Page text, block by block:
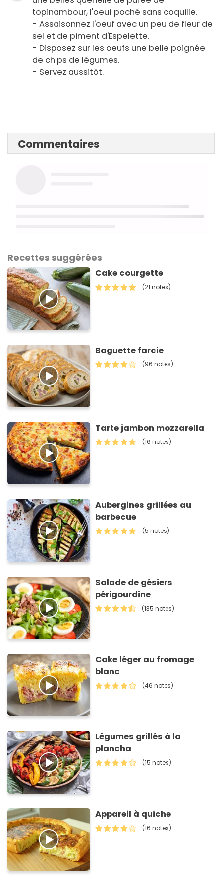
topinambour, l'oeuf poché sans coquille.
- Assaisonnez l'oeuf avec un peu de fleur de
sel et de piment d'Espelette.
- Disposez sur les oeufs une belle poignée
de chips de légumes.
- Servez aussitôt.
Commentaires
Recettes suggérées
Cake courgette
(21 notes)
Baguette farcie
(96 notes)
Tarte jambon mozzarella
(16 notes)
Aubergines grillées au
barbecue
(5 notes)
Salade de gésiers
périgourdine
(135 notes)
Cake léger au fromage
blanc
(46 notes)
Légumes grillés à la
plancha
(15 notes)
Appareil à quiche
(16 notes)